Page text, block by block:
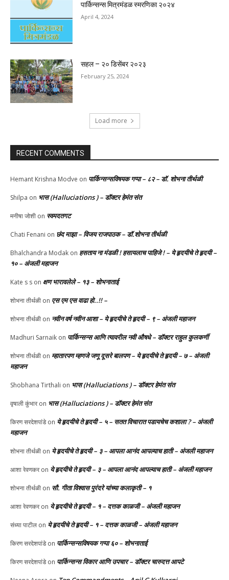
पार्किन्सन्स मित्रमंडळ स्मरणिका २०२४
April 4, 2024
सहल – २० डिसेंबर २०२३
February 25, 2024
Load more
RECENT COMMENTS
Hemant Krishna Modve on पार्किन्सन्सविषयक गप्पा – ८२ – डॉ. शोभना तीर्थळी
Shilpa on भास (Halluciations ) – डॉक्टर हेमंत संत
मनीषा जोशी on स्वमदतगट
Chati Fenani on छंद माझा – विजय राजपाठक – डॉ.शोभना तीर्थळी
Bhalchandra Modak on हसताय ना मंडळी‌ ! हसायलाच पाहिजे ! – ये हृदयीचे ते हृदयी –
१० – अंजली महाजन
Kate s s on क्षण भारावलेले – १३ – शोभनाताई
शोभना तीर्थळी on एस एम एस वाढा हो..!! –
शोभना तीर्थळी on नवीन वर्ष नवीन आशा – ये हृदयीचे ते हृदयी – ९ – अंजली महाजन
Madhuri Sarnaik on पार्किन्सन्स आणि त्यावरील नवी औषधे – डॉक्टर राहुल कुलकर्णी
शोभना तीर्थळी on म्हातारपण म्हणजे जणू दूसरे बालपण – ये हृदयीचे ते हृदयी – ७ – अंजली
महाजन
Shobhana Tirthali on भास (Halluciations ) – डॉक्टर हेमंत संत
वृषाली कुंभारon भास (Halluciations ) – डॉक्टर हेमंत संत
किरण सरदेशपांडेon ये हृदयीचे ते हृदयी – ५ – सतत विचारात पडायचेच कशाला ? – अंजली
महाजन
शोभना तीर्थळी on ये हृदयीचे ते हृदयी – ३ – आपला आनंद आपल्याच हाती – अंजली महाजन
आशा रेवणकरon ये हृदयीचे ते हृदयी – ३ – आपला आनंद आपल्याच हाती – अंजली महाजन
शोभना तीर्थळी on सौ. गीता विश्वास पुरंदरे यांच्या कलाकृती – १
आशा रेवणकरon ये हृदयीचे ते हृदयी – १ – दत्तक काळजी – अंजली महाजन
संध्या पाटील on ये हृदयीचे ते हृदयी – १ – दत्तक काळजी – अंजली महाजन
किरण सरदेशपांडेon पार्किन्सन्सविषयक गप्पा ६० – शोभनाताई
किरण सरदेशपांडेon पार्किन्सन्स विकार आणि उपचार – डॉक्टर चारुदत्त आपटे